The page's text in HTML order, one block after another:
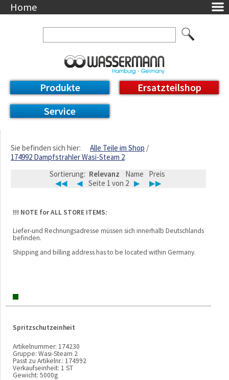
Home
Ansprechpartner
Datenschutzerklärung
Messetermine
Downloads
Feinwerk
DE / EN
Deutsch
English
Produkte
Ersatzteilshop
Service
Sie befinden sich hier:
Alle Teile im Shop
174992 Dampfstrahler Wasi-Steam 2
Sortierung: Relevanz Name
Preis
◀◀
◀ Seite 1 von 2 ▶ ▶▶
!!! NOTE for ALL STORE ITEMS:
Liefer-und Rechnungsadresse müssen sich innerhalb Deutschlands
befinden.
Shipping and billing address has to be located within Germany.
Spritzschutzeinheit
Artikelnummer: 174230
Gruppe: Wasi-Steam 2
Passt zu Artikelnr.: 174992
Verkaufseinheit: 1 ST
Gewicht: 5000g